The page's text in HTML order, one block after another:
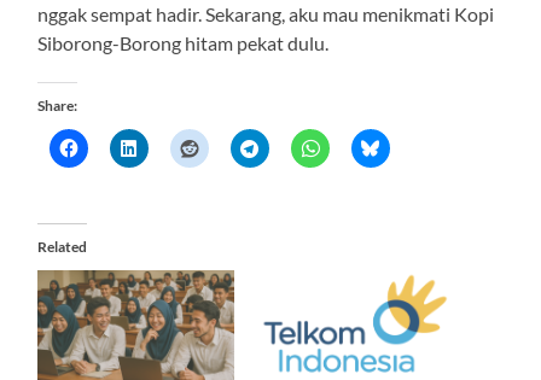
nggak sempat hadir. Sekarang, aku mau menikmati Kopi
Siborong-Borong hitam pekat dulu.
Share:
Related